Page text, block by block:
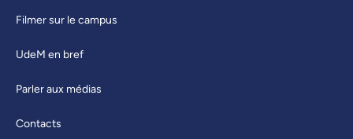
Filmer sur le campus
UdeM en bref
Parler aux médias
Contacts